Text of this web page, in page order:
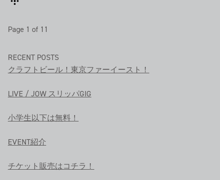
Page 1 of 1 1
RECENT POSTS
クラフトビール！東京ファーイースト！
LIVE / JOW スリッパGIG
小学生以下は無料！
EVENT紹介
チケット販売はコチラ！